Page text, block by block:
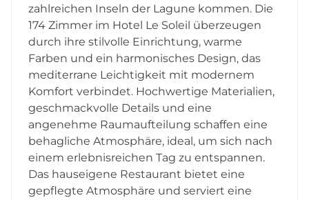
zahlreichen Inseln der Lagune kommen. Die
174 Zimmer im Hotel Le Soleil überzeugen
durch ihre stilvolle Einrichtung, warme
Farben und ein harmonisches Design, das
mediterrane Leichtigkeit mit modernem
Komfort verbindet. Hochwertige Materialien,
geschmackvolle Details und eine
angenehme Raumaufteilung schaffen eine
behagliche Atmosphäre, ideal, um sich nach
einem erlebnisreichen Tag zu entspannen.
Das hauseigene Restaurant bietet eine
gepflegte Atmosphäre und serviert eine